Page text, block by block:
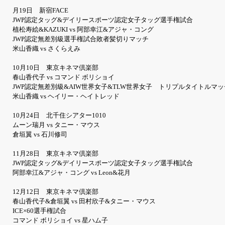
月19日 新宿FACE
JWP認定タッグ&デイリースポーツ認定女子タッグ選手権試合
植松寿絵&KAZUKI vs 阿部幸江&アジャ・コング
JWP認定無差別級選手権試合敗者髪切りマッチ
米山香織 vs さくらえみ
10月10日 東京キネマ倶楽部
春山香代子 vs コマンド ボリショイ
JWP認定無差別級&AIW世界女子&TLW世界女子 トリプルタイトルマッ
米山香織 vs ヘイリー・ヘイトレッド
10月24日 北千住シアター1010
ムーン瑞月 vs タニー・マウス
倉垣翼 vs 石川修司
11月28日 東京キネマ倶楽部
JWP認定タッグ&デイリースポーツ認定女子タッグ選手権試合
阿部幸江&アジャ・コング vs Leon&花月
12月12日 東京キネマ倶楽部
春山香代子&倉垣翼 vs 田村欣子&タニー・マウス
ICE×60選手権試合
コマンド ボリショイ vs 星ハム子